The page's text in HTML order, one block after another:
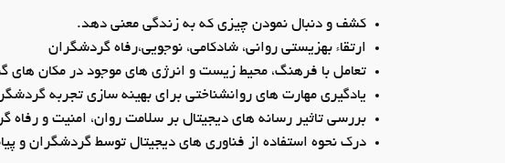
کشف و دنبال نمودن چیزی که به زندگی معنی دهد.
ارتقاء بهزیستی روانی، شادکامی، نوجویی،رفاه گردشگران
تعامل با فرهنگ، محیط زیست و انرژی­ های موجود در مکان ­های
یادگیری مهارت های روان­شناختی برای بهینه ­سازی تجربه
بررسی تاثیر رسانه­ های دیجیتال بر سلامت روان، امنیت و رفاه
درک نحوه استفاده از فناوری­ های دیجیتال توسط گردشگران